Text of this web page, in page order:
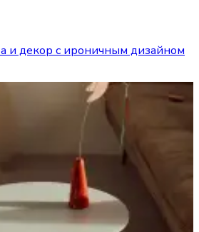
и декор с ироничным дизайном